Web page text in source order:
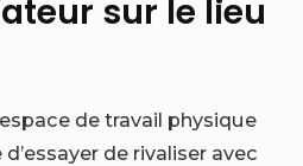
sur le lieu
de travail physique
de rivaliser avec